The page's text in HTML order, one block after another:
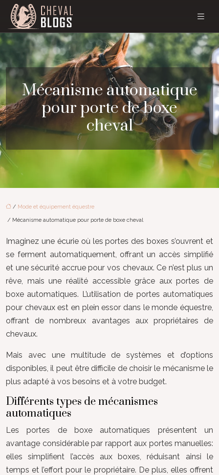
Mécanisme automatique
pour porte de boxe
cheval
/ Mode et équipement équestre
/ Mécanisme automatique pour porte de boxe cheval
Imaginez une écurie où les portes des boxes s’ouvrent et
se ferment automatiquement, offrant un accès simplifié
et une sécurité accrue pour vos chevaux. Ce n’est plus un
rêve, mais une réalité accessible grâce aux portes de
boxe automatiques. L’utilisation de portes automatiques
pour chevaux est en plein essor dans le monde équestre,
offrant de nombreux avantages aux propriétaires de
chevaux.
Mais avec une multitude de systèmes et d’options
disponibles, il peut être difficile de choisir le mécanisme le
plus adapté à vos besoins et à votre budget.
Différents types de mécanismes
automatiques
Les portes de boxe automatiques présentent un
avantage considérable par rapport aux portes manuelles:
elles simplifient l’accès aux boxes, réduisant ainsi le
temps et l’effort pour le propriétaire. De plus, elles offrent